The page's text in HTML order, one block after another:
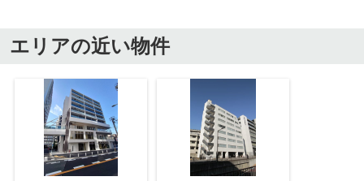
エリアの近い物件